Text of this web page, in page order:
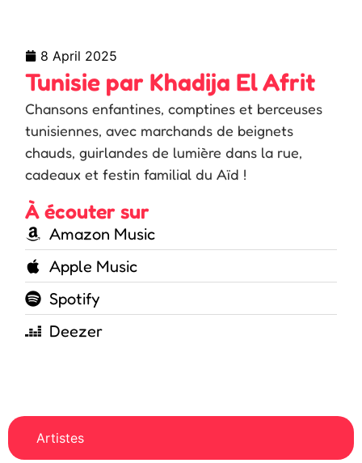
8 April 2025
Tunisie par Khadija El Afrit
Chansons enfantines, comptines et berceuses
tunisiennes, avec marchands de beignets
chauds, guirlandes de lumière dans la rue,
cadeaux et festin familial du Aïd !
À écouter sur
Amazon Music
Apple Music
Spotify
Deezer
Artistes